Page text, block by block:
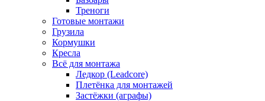
Треноги
Готовые монтажи
Грузила
Кормушки
Кресла
Всё для монтажа
Ледкор (Leadcore)
Плетёнка для монтажей
Застёжки (аграфы)